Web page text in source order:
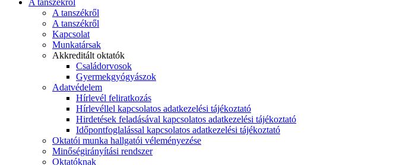
A tanszékről
A tanszékről
Kapcsolat
Munkatársak
Akkreditált oktatók
Családorvosok
Gyermekgyógyászok
Adatvédelem
Hírlevél feliratkozás
Hírlevéllel kapcsolatos adatkezelési tájékoztató
Hirdetések feladásával kapcsolatos adatkezelési tájékoztató
Időpontfoglalással kapcsolatos adatkezelési tájékoztató
Oktatói munka hallgatói véleményezése
Minőségirányítási rendszer
Oktatóknak